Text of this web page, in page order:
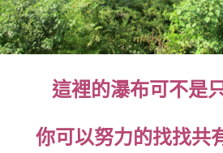
這裡的瀑布可不是
你可以努力的找找共